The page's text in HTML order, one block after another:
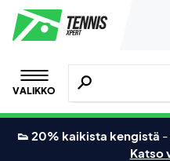
VALIKKO
Hae tuotteita,
👟 20% kaikista kengistä -
Katso